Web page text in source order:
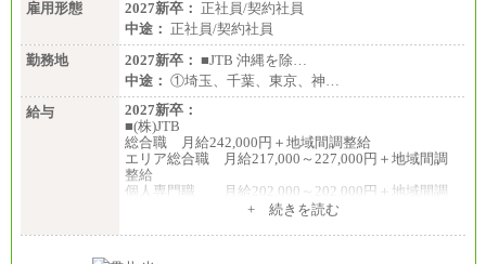
雇用形態 2027新卒： 正社員/契約社員
中途： 正社員/契約社員
勤務地
2027新卒： ■JTB 沖縄を除…
中途： ①埼玉、千葉、東京、神…
給与
2027新卒：
■(株)JTB
総合職 月給242,000円＋地域間調整給
エリア総合職 月給217,000～227,000円＋地域間調
整給
個人専門職 月給202,000～202,000円＋地域間調
+ 続きを読む